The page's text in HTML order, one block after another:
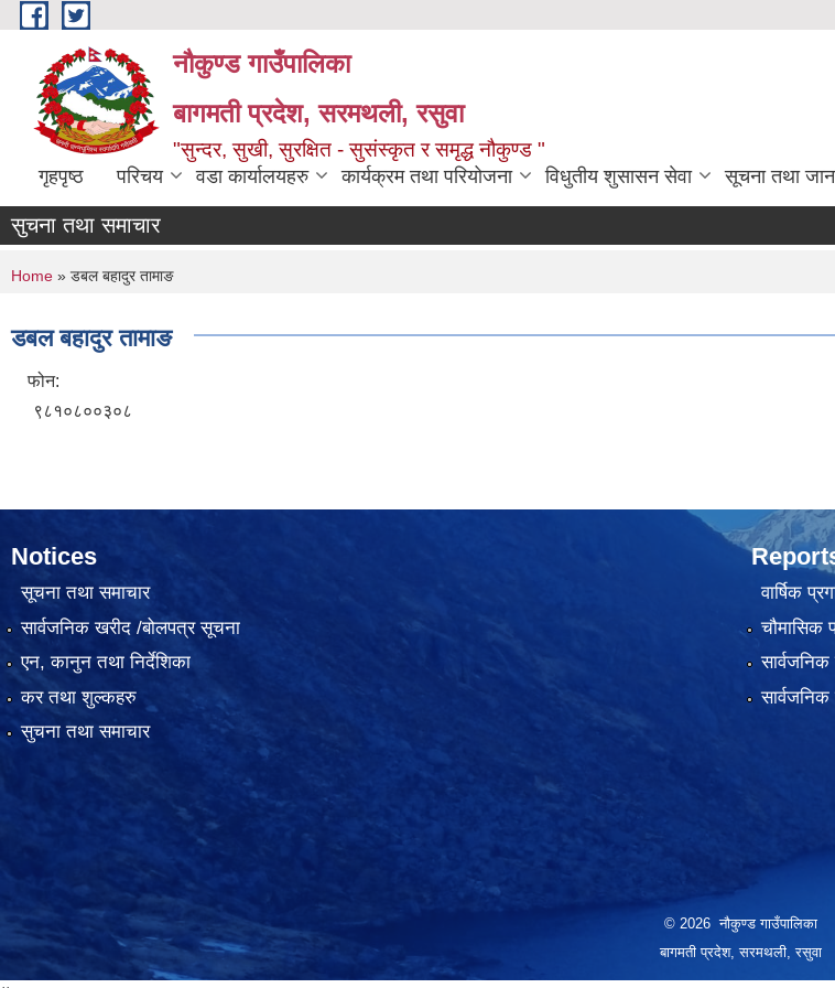
Skip to main content
नौकुण्ड गाउँपालिका
बागमती प्रदेश, सरमथली, रसुवा
"सुन्दर, सुखी, सुरक्षित - सुसंस्कृत र समृद्ध नौकुण्ड "
गृहपृष्ठ परिचय वडा कार्यालयहरु कार्यक्रम तथा परियोजना विधुतीय शुसासन सेवा सूचना तथा
सुचना तथा समाचार
You are here
Home » डबल बहादुर तामाङ
डबल बहादुर तामाङ
फोन:
९८१०८००३०८
Notices
सूचना तथा समाचार
सार्वजनिक खरीद /बोलपत्र सूचना
एन, कानुन तथा निर्देशिका
कर तथा शुल्कहरु
सुचना तथा समाचार
वार्षिक
चौमासिक
सार्वजनिक
© 2026 नौकुण्ड गाउँपालिका
बागमती प्रदेश, सरमथली, रसुवा